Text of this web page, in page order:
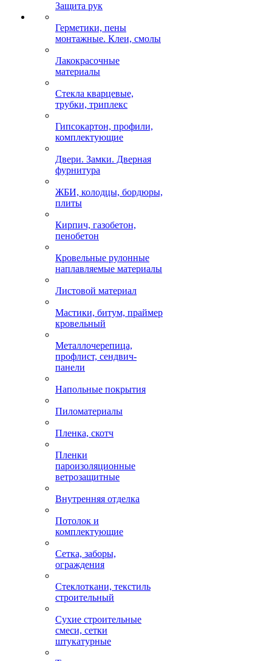
Защита рук
Герметики, пены
монтажные. Клеи, смолы
Лакокрасочные
материалы
Стекла кварцевые,
трубки, триплекс
Гипсокартон, профили,
комплектующие
Двери. Замки. Дверная
фурнитура
ЖБИ, колодцы, бордюры,
плиты
Кирпич, газобетон,
пенобетон
Кровельные рулонные
наплавляемые материалы
Листовой материал
Мастики, битум, праймер
кровельный
Металлочерепица,
профлист, сендвич-
панели
Напольные покрытия
Пиломатериалы
Пленка, скотч
Пленки
пароизоляционные
ветрозащитные
Внутренняя отделка
Потолок и
комплектующие
Сетка, заборы,
ограждения
Стеклоткани, текстиль
строительный
Сухие строительные
смеси, сетки
штукатурные